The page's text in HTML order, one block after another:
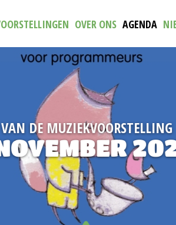
OVER ONS AGENDA
NIEUW
AAN